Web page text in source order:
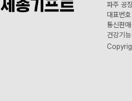
파주 공
대표번
통신판
건강기